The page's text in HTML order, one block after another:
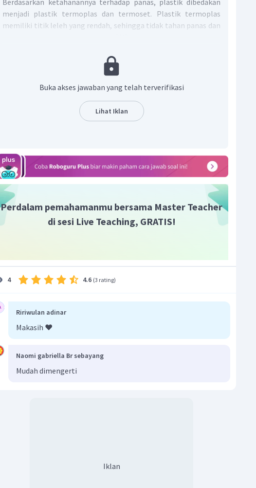
Berdasarkan ketahanannya terhadap panas, plastik dibedakan
menjadi plastik termoplas dan termoset. Plastik termoplas
memiliki titik leleh yang rendah, sehingga tidak tahan panas dan
leleh dan kekuatan yang lebih tinggi daripada termoplas,
, melamin, dan selulosa.
Jadi, contoh plastik termoseting adalah bakelit.
Buka akses jawaban yang telah terverifikasi
Lihat Iklan
Perdalam pemahamanmu bersama Master Teacher
di sesi Live Teaching, GRATIS!
4 4.6 (3 rating)
Ririwulan adinar
Makasih ❤️
Naomi gabriella Br sebayang
Mudah dimengerti
Iklan